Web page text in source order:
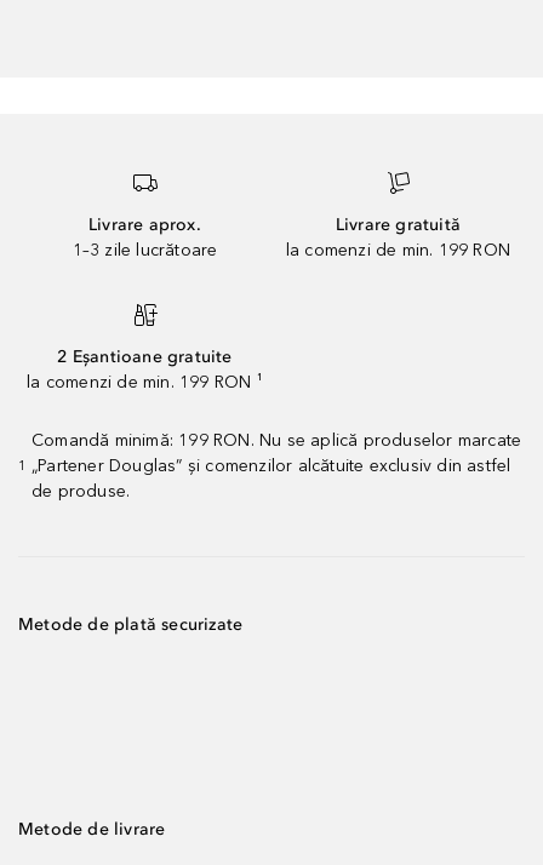
Livrare aprox.
1–3 zile lucrătoare
Livrare gratuită
la comenzi de min. 199 RON
2 Eșantioane gratuite
la comenzi de min. 199 RON ¹
1
Comandă minimă: 199 RON. Nu se aplică produselor marcate
„Partener Douglas” și comenzilor alcătuite exclusiv din astfel
de produse.
Metode de plată securizate
Metode de livrare